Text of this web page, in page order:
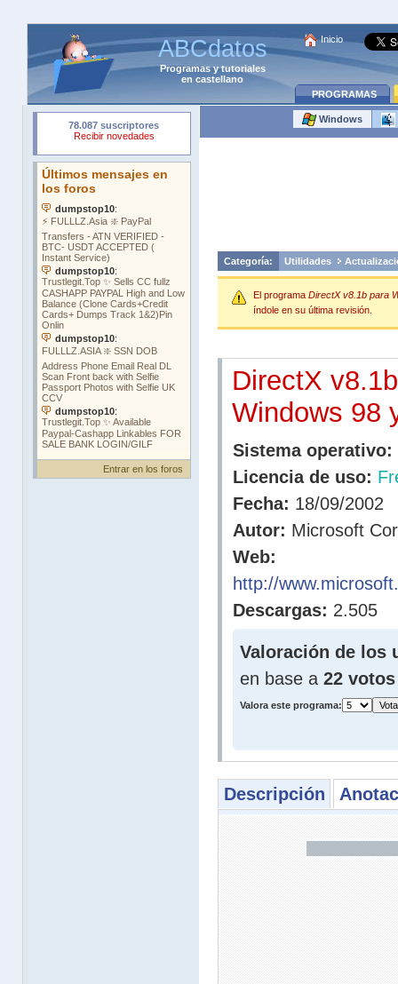
ABCdatos
Programasytutoriales
en castellano
Inicio
PROGRAMAS
Entrar en los foros
Windows
Categoría: Utilidades
El programa DirectX v8.1b para
índole en su última revisión.
DirectX
Windows 98
Sistema operativo:
Licencia de uso:
Fecha: 18/09/2002
Autor: Microsoft
Web:
http://
Descargas: 2.505
Valoración de los
en base a 22 votos
Valora este programa:
Descripción